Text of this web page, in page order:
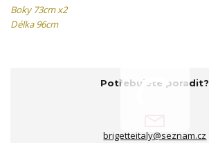
Boky 73cm x2
Délka 96cm
Potřebujete poradit?
brigetteitaly@seznam.cz